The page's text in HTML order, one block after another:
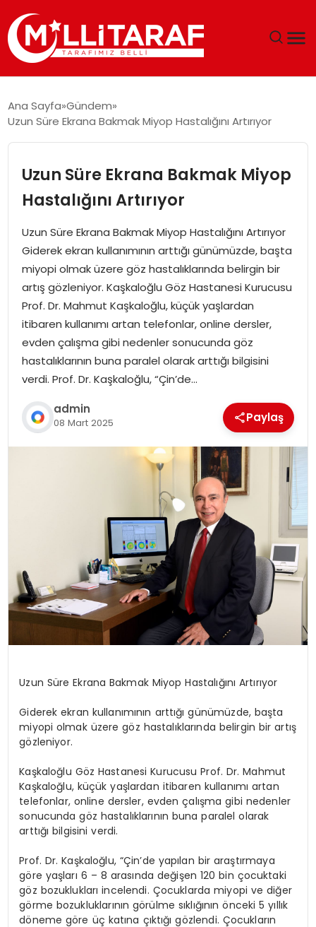
TEKNOLOJI
EKONOMI
SPOR
SIYASET
MAGAZIN
Ana Sayfa Gündem
Uzun Süre Ekrana Bakmak Miyop Hastalığını Artırıyor
Uzun Süre Ekrana Bakmak Miyop
Hastalığını Artırıyor
Uzun Süre Ekrana Bakmak Miyop Hastalığını Artırıyor
Giderek ekran kullanımının arttığı günümüzde, başta
miyopi olmak üzere göz hastalıklarında belirgin bir
artış gözleniyor. Kaşkaloğlu Göz Hastanesi Kurucusu
Prof. Dr. Mahmut Kaşkaloğlu, küçük yaşlardan
itibaren kullanımı artan telefonlar, online dersler,
evden çalışma gibi nedenler sonucunda göz
hastalıklarının buna paralel olarak arttığı bilgisini
verdi. Prof. Dr. Kaşkaloğlu, “Çin’de…
admin
08 Mart 2025 Paylaş
Uzun Süre Ekrana Bakmak Miyop Hastalığını Artırıyor
Giderek ekran kullanımının arttığı günümüzde, başta
miyopi olmak üzere göz hastalıklarında belirgin bir artış
gözleniyor.
Kaşkaloğlu Göz Hastanesi Kurucusu Prof. Dr. Mahmut
Kaşkaloğlu, küçük yaşlardan itibaren kullanımı artan
telefonlar, online dersler, evden çalışma gibi nedenler
sonucunda göz hastalıklarının buna paralel olarak
arttığı bilgisini verdi.
Prof. Dr. Kaşkaloğlu, “Çin’de yapılan bir araştırmaya
göre yaşları 6 – 8 arasında değişen 120 bin çocuktaki
göz bozuklukları incelendi. Çocuklarda miyopi ve diğer
görme bozukluklarının görülme sıklığının önceki 5 yıllık
döneme göre üç katına çıktığı gözlendi. Çocukların